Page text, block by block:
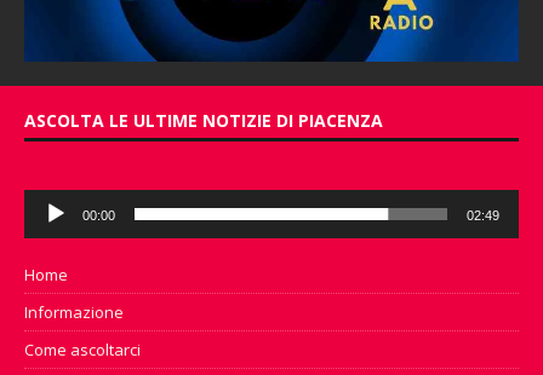
ASCOLTA LE ULTIME NOTIZIE DI PIACENZA
Audio
Player
00:00 02:49
Home
Informazione
Come ascoltarci